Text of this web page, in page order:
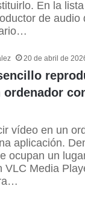
En la
de audio
20 de abril de
ordenador
vídeo en un
aplicación.
ocupan un
VLC Media